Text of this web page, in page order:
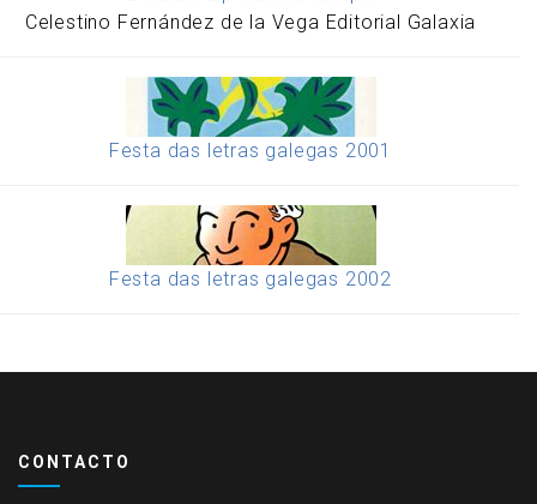
Celestino Fernández de la Vega Editorial Galaxia
Festa das letras galegas 2001
Festa das letras galegas 2002
CONTACTO